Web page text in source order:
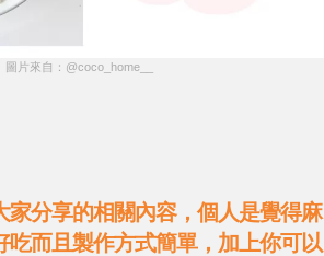
圖片來自：@coco_home__
家分享的相關內容，個人是覺得麻
吃而且製作方式簡單，加上你可以